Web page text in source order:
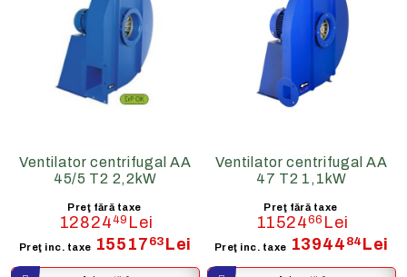
Ventilator centrifugal AA
45/5 T2 2,2kW
Preţ fără taxe
1282449 Lei
Preţ inc. taxe 15517 63 Lei
Ventilator centrifugal AA
47 T2 1,1kW
Preţ fără taxe
1152466 Lei
Preţ inc. taxe 13944 84 Lei